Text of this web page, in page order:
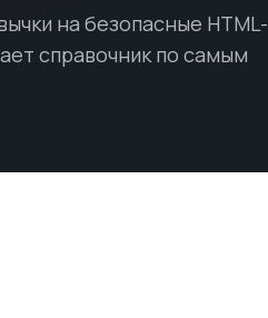
на безопасные HTML-
справочник по самым